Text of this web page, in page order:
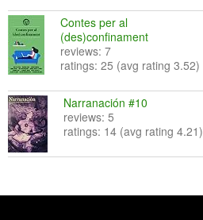
Contes per al
(des)confinament
reviews: 7
ratings: 25 (avg rating 3.52)
Narranación #10
reviews: 5
ratings: 14 (avg rating 4.21)